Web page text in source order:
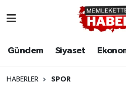
Gündem Siyaset
HABERLER SPOR